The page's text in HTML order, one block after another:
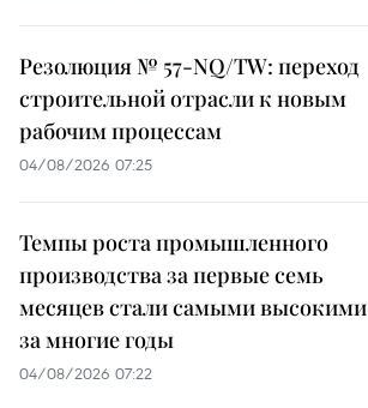
Резолюция № 57-NQ/TW: переход
строительной отрасли к новым
рабочим процессам
04/08/2026 07:25
Темпы роста промышленного
производства за первые семь
месяцев стали самыми высокими
за многие годы
04/08/2026 07:22